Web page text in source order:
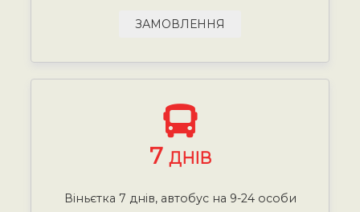
ЗАМОВЛЕННЯ
7 ДНІВ
Віньєтка 7 днів, автобус на 9-24 особи